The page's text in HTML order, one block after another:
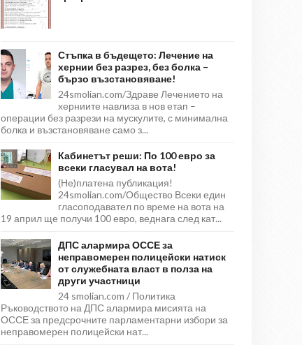
Стъпка в бъдещето: Лечение на
хернии без разрез, без болка –
бързо възстановяване!
24smolian.com/Здраве Лечението на
херниите навлиза в нов етап –
операции без разрези на мускулите, с минимална
болка и възстановяване само з...
Кабинетът реши: По 100 евро за
всеки гласувал на вота!
(Не)платена публикация!
24smolian.com/Общество Всеки един
гласоподавател по време на вота на
19 април ще получи 100 евро, веднага след кат...
ДПС алармира ОССЕ за
неправомерен полицейски натиск
от служебната власт в полза на
други участници
24 smolian.com / Политика
Ръководството на ДПС алармира мисията на
ОССЕ за предсрочните парламентарни избори за
неправомерен полицейски нат...